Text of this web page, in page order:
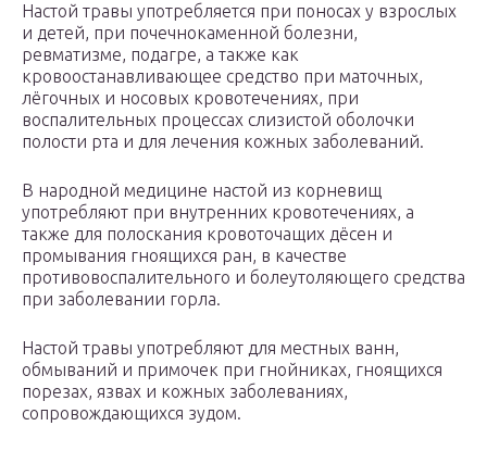
Настой травы употребляется при поносах у взрослых
и детей, при почечнокаменной болезни,
ревматизме, подагре, а также как
кровоостанавливающее средство при маточных,
лёгочных и носовых кровотечениях, при
воспалительных процессах слизистой оболочки
полости рта и для лечения кожных заболеваний.
В народной медицине настой из корневищ
употребляют при внутренних кровотечениях, а
также для полоскания кровоточащих дёсен и
промывания гноящихся ран, в качестве
противовоспалительного и болеутоляющего средства
при заболевании горла.
Настой травы употребляют для местных ванн,
обмываний и примочек при гнойниках, гноящихся
порезах, язвах и кожных заболеваниях,
сопровождающихся зудом.